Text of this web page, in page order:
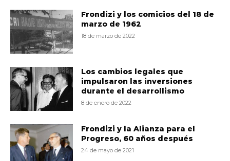
Frondizi y los comicios del 18 de
marzo de 1962
18 de marzo de 2022
Los cambios legales que
impulsaron las inversiones
durante el desarrollismo
8 de enero de 2022
Frondizi y la Alianza para el
Progreso, 60 años después
24 de mayo de 2021